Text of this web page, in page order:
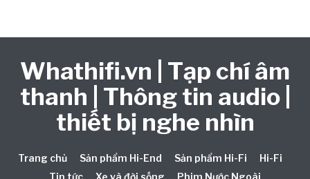
Whathifi.vn | Tạp chí âm
thanh | Thông tin audio |
thiết bị nghe nhìn
Trang chủ Sản phẩm Hi-End Sản phẩm Hi-Fi
Hi-Fi